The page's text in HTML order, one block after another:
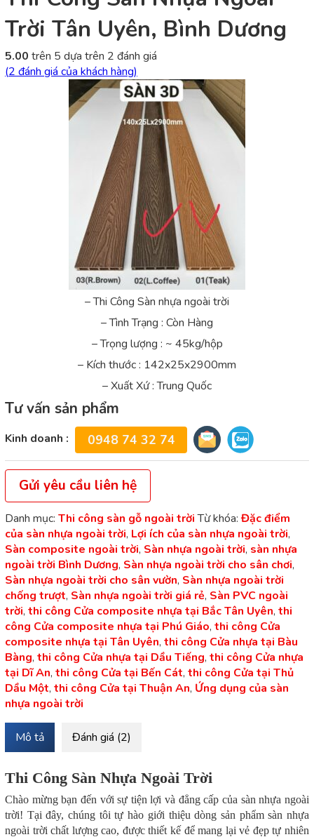
Trời Tân Uyên, Bình Dương
5.00 trên 5 dựa trên 2 đánh giá
(2 đánh giá của khách hàng)
– Thi Công Sàn nhựa ngoài trời
– Tình Trạng : Còn Hàng
– Trọng lượng : ~ 45kg/hộp
– Kích thước : 142x25x2900mm
– Xuất Xứ : Trung Quốc
Tư vấn sản phẩm
Kinh doanh : 0948 74 32 74
Gửi yêu cầu liên hệ
Danh mục: Thi công sàn gỗ ngoài trời Từ khóa:Đặc điểm
của sàn nhựa ngoài trời, Lợi ích của sàn nhựa ngoài trời,
Sàn composite ngoài trời, Sàn nhựa ngoài trời, sàn nhựa
ngoài trời Bình Dương, Sàn nhựa ngoài trời cho sân chơi,
Sàn nhựa ngoài trời cho sân vườn, Sàn nhựa ngoài trời
chống trượt, Sàn nhựa ngoài trời giá rẻ, Sàn PVC ngoài
trời, thi công Cửa composite nhựa tại Bắc Tân Uyên, thi
công Cửa composite nhựa tại Phú Giáo, thi công Cửa
composite nhựa tại Tân Uyên, thi công Cửa nhựa tại Bàu
Bàng, thi công Cửa nhựa tại Dầu Tiếng, thi công Cửa nhựa
tại Dĩ An, thi công Cửa tại Bến Cát, thi công Cửa tại Thủ
Dầu Một, thi công Cửa tại Thuận An, Ứng dụng của sàn
nhựa ngoài trời
Mô tả Đánh giá (2)
Thi Công Sàn Nhựa Ngoài Trời
Chào mừng bạn đến với sự tiện lợi và đẳng cấp của sàn nhựa ngoài
trời! Tại đây, chúng tôi tự hào giới thiệu dòng sản phẩm sàn nhựa
ngoài trời chất lượng cao, được thiết kế để mang lại vẻ đẹp tự nhiên